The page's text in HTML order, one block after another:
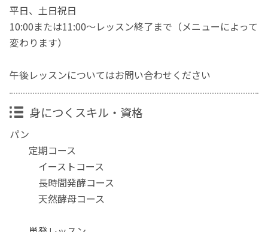
平日、土日祝日
10:00または11:00～レッスン終了まで（メニューによって
変わります）
午後レッスンについてはお問い合わせください
身につくスキル・資格
パン
定期コース
イーストコース
長時間発酵コース
天然酵母コース